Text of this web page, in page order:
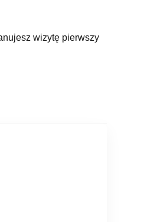
wizytę pierwszy